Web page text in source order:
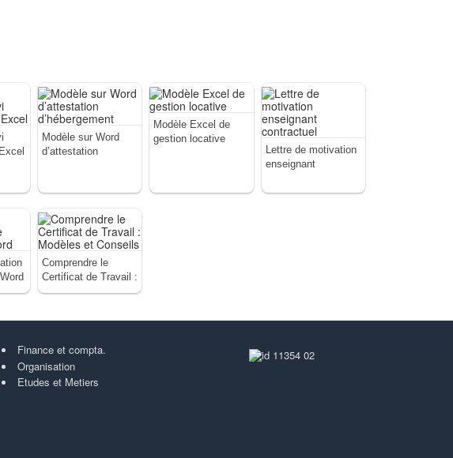
Modèle sur Word
d’attestation
Modèle Excel de
gestion locative
Lettre de motivation
enseignant
Comprendre le
Certificat de Travail :
Modèles et Conseils
Finance et compta.
Organisation
Etudes et Metiers